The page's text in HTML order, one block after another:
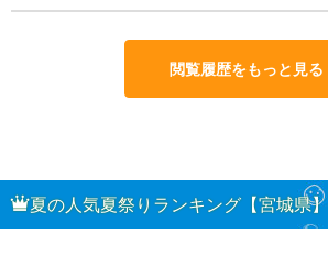
閲覧履歴をもっと見る
夏の人気夏祭りランキング【宮城県】